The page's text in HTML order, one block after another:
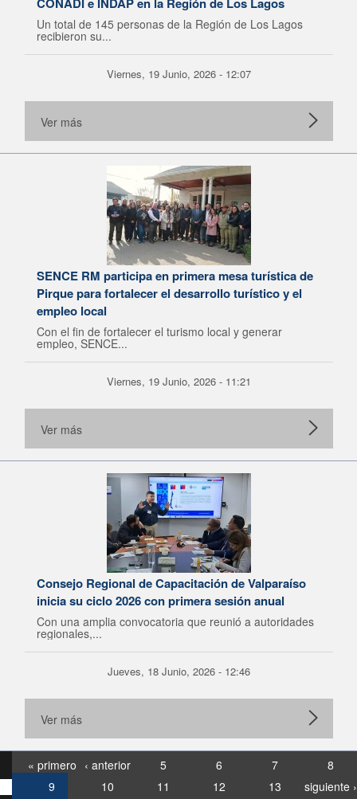
Un total de 145 personas de la Región de Los Lagos
recibieron su...
Viernes, 19 Junio, 2026 - 12:07
Ver más
SENCE RM participa en primera mesa turística de
Pirque para fortalecer el desarrollo turístico y el
empleo local
Con el fin de fortalecer el turismo local y generar
empleo, SENCE...
Viernes, 19 Junio, 2026 - 11:21
Ver más
Consejo Regional de Capacitación de Valparaíso
inicia su ciclo 2026 con primera sesión anual
Con una amplia convocatoria que reunió a autoridades
regionales,...
Jueves, 18 Junio, 2026 - 12:46
Ver más
« primero ‹ anterior 5 6 7
8
9
10 11 12 13
siguiente ›